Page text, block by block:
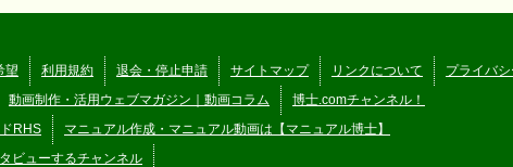
望 利用規約 退会・停止申請 サイトマップ リンクについて
プライバ
動画制作・活用ウェブマガジン｜動画コラム
博士.comチャンネル！
RHS
マニュアル作成・マニュアル動画は【マニュアル博士】
ビューするチャンネル